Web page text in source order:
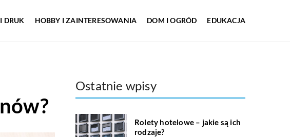
DRUK HOBBY I ZAINTERESOWANIA DOM I OGRÓD EDUKACJA
Ostatnie wpisy
Rolety hotelowe – jakie są ich
rodzaje?